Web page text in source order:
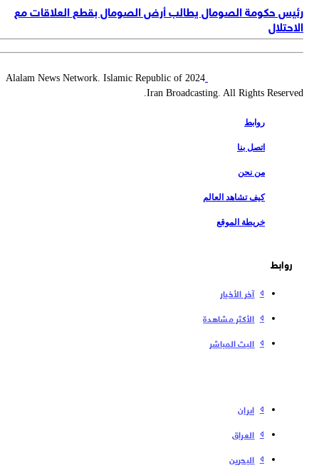
رئيس حكومة الصومال يطالب أرض الصومال بقطع العلاقات مع
الاحتلال
2024 Alalam News Network. Islamic Republic of
Iran Broadcasting. All Rights Reserved.
روابط
اتصل بنا
من نحن
كيف تشاهد العالم
خريطة الموقع
روابط
آخر الأخبار
الأكثر مشاهدة
البث المباشر
إیران
العراق
البحرین